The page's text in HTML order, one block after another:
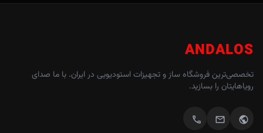
ANDALOS
تخصصی‌ترین فروشگاه ساز و تجهیزات استودیویی در ایران. با ما صدای
رویاهایتان را بسازید.
public
mail
call